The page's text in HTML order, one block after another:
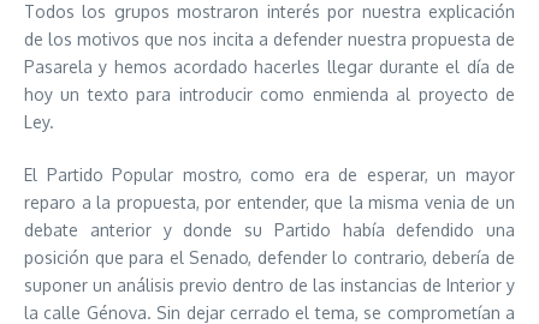
Todos los grupos mostraron interés por nuestra explicación
de los motivos que nos incita a defender nuestra propuesta de
Pasarela y hemos acordado hacerles llegar durante el día de
hoy un texto para introducir como enmienda al proyecto de
Ley.
El Partido Popular mostro, como era de esperar, un mayor
reparo a la propuesta, por entender, que la misma venia de un
debate anterior y donde su Partido había defendido una
posición que para el Senado, defender lo contrario, debería de
suponer un análisis previo dentro de las instancias de Interior y
la calle Génova. Sin dejar cerrado el tema, se comprometían a